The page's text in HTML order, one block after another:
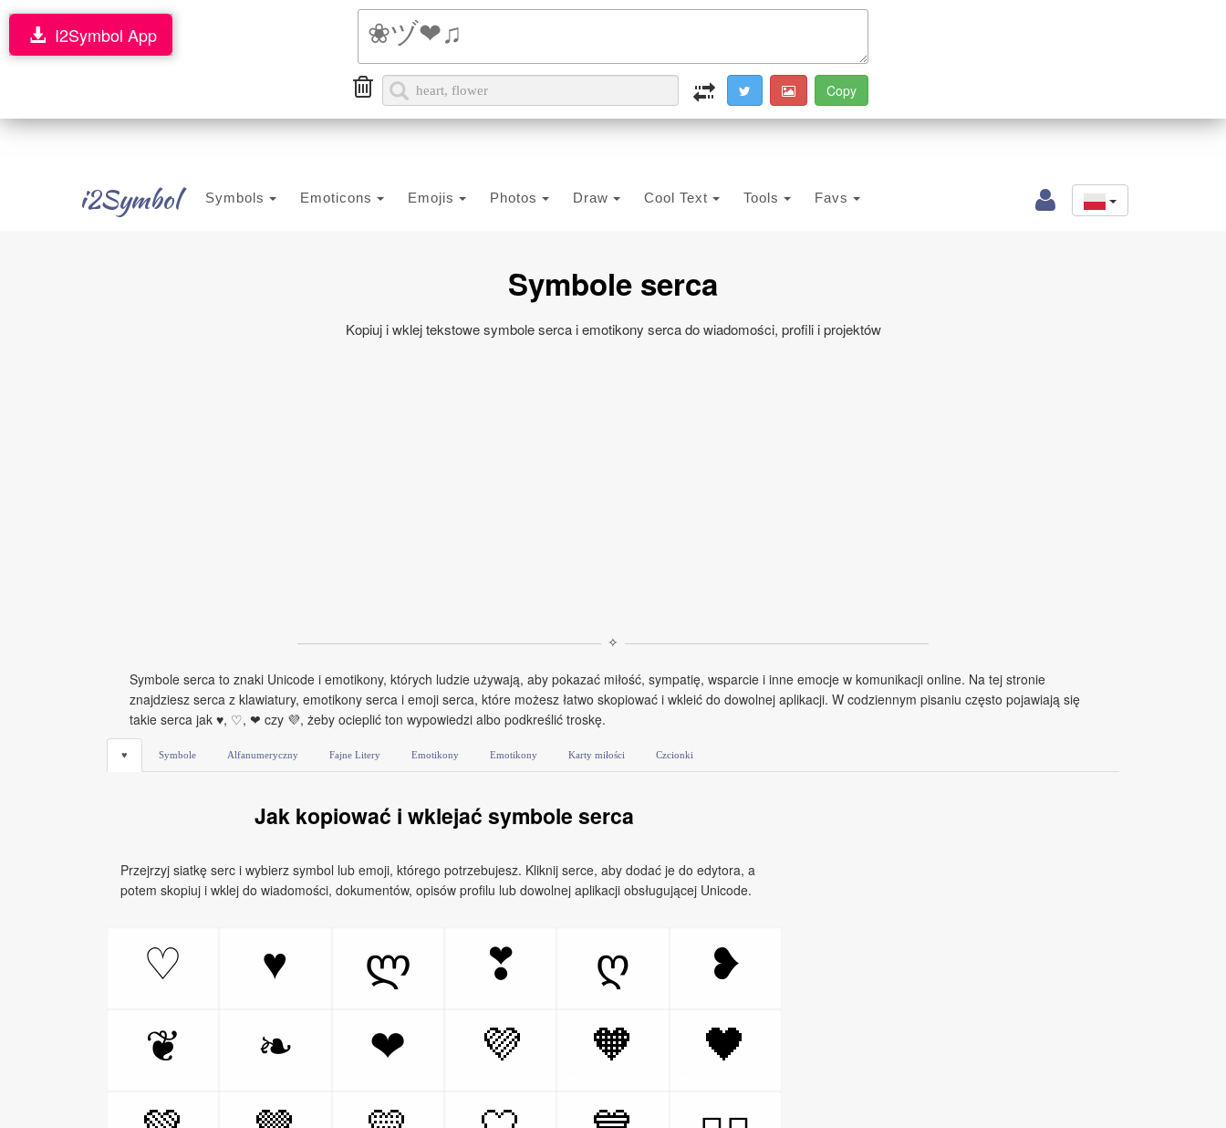
i2Symbol Symbols Emoticons Emojis Photos Draw Cool Text Tools Favs
I2Symbol App
Symbole serca
Kopiuj i wklej tekstowe symbole serca i emotikony serca do wiadomości, profili i projektów
✧
Symbole serca to znaki Unicode i emotikony, których ludzie używają, aby pokazać miłość, sympatię, wsparcie i inne emocje w komunikacji online. Na tej stronie
znajdziesz serca z klawiatury, emotikony serca i emoji serca, które możesz łatwo skopiować i wkleić do dowolnej aplikacji. W codziennym pisaniu często pojawiają się
takie serca jak ♥, ♡, ❤ czy 💜, żeby ocieplić ton wypowiedzi albo podkreślić troskę.
♥ Symbole Alfanumeryczny Fajne Litery Emotikony Emotikony Karty miłości Czcionki
Jak kopiować i wklejać symbole serca
Przejrzyj siatkę serc i wybierz symbol lub emoji, którego potrzebujesz. Kliknij serce, aby dodać je do edytora, a
potem skopiuj i wklej do wiadomości, dokumentów, opisów profilu lub dowolnej aplikacji obsługującej Unicode.
♡ ♥ ლ ❣ ღ
❥
❦
❧ ❤ 💜 🧡
🖤